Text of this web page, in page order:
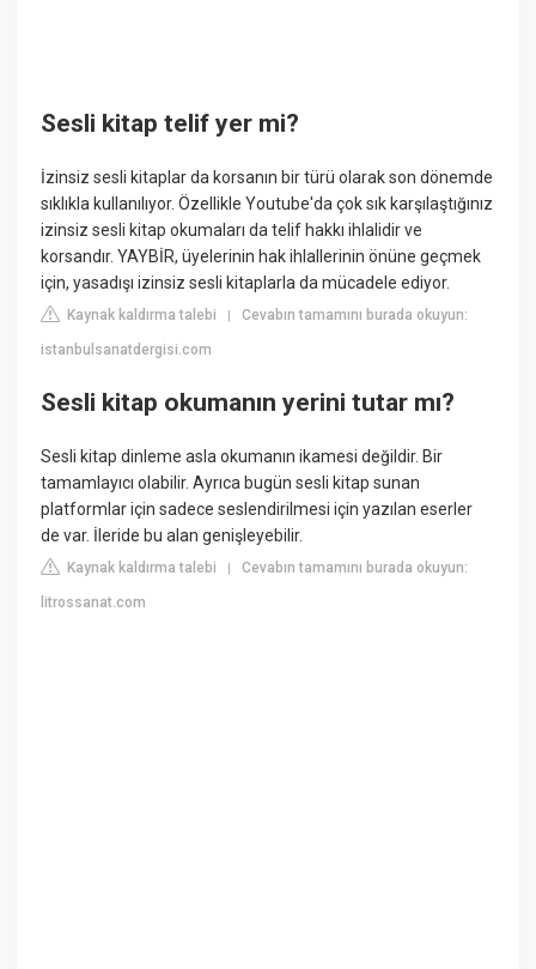
Sesli kitap telif yer mi?
İzinsiz sesli kitaplar da korsanın bir türü olarak son dönemde
sıklıkla kullanılıyor. Özellikle Youtube'da çok sık karşılaştığınız
izinsiz sesli kitap okumaları da telif hakkı ihlalidir ve
korsandır. YAYBİR, üyelerinin hak ihlallerinin önüne geçmek
için, yasadışı izinsiz sesli kitaplarla da mücadele ediyor.
Kaynak kaldırma talebi |Cevabın tamamını burada okuyun:
istanbulsanatdergisi.com
Sesli kitap okumanın yerini tutar mı?
Sesli kitap dinleme asla okumanın ikamesi değildir. Bir
tamamlayıcı olabilir. Ayrıca bugün sesli kitap sunan
platformlar için sadece seslendirilmesi için yazılan eserler
de var. İleride bu alan genişleyebilir.
Kaynak kaldırma talebi |Cevabın tamamını burada okuyun:
litrossanat.com